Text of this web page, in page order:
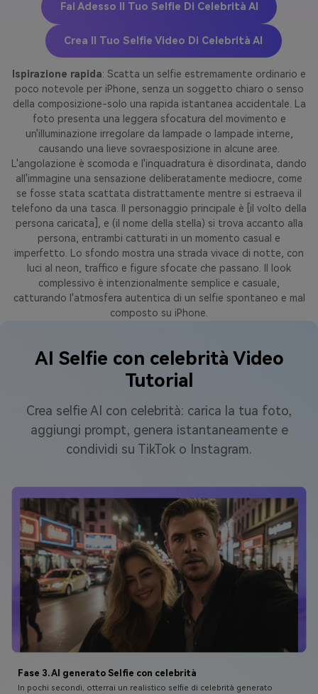
Fai Adesso Il Tuo Selfie Di Celebrità AI
Crea Il Tuo Selfie Video Di Celebrità AI
Ispirazione rapida: Scatta un selfie estremamente ordinario e
poco notevole per iPhone, senza un soggetto chiaro o senso
della composizione-solo una rapida istantanea accidentale. La
foto presenta una leggera sfocatura del movimento e
un'illuminazione irregolare da lampade o lampade interne,
causando una lieve sovraesposizione in alcune aree.
L'angolazione è scomoda e l'inquadratura è disordinata, dando
all'immagine una sensazione deliberatamente mediocre, come
se fosse stata scattata distrattamente mentre si estraeva il
telefono da una tasca. Il personaggio principale è [il volto della
persona caricata], e (il nome della stella) si trova accanto alla
persona, entrambi catturati in un momento casual e
imperfetto. Lo sfondo mostra una strada vivace di notte, con
luci al neon, traffico e figure sfocate che passano. Il look
complessivo è intenzionalmente semplice e casuale,
catturando l'atmosfera autentica di un selfie spontaneo e mal
composto su iPhone.
AI Selfie con celebrità Video
Tutorial
Crea selfie AI con celebrità: carica la tua foto,
aggiungi prompt, genera istantaneamente e
condividi su TikTok o Instagram.
Fase 1. Vai a Media.io AI Celebrity Selfie Generator
Inizia visitando ilgeneratore di Selfie di celebrità AI. Scegli un selfie chiaro